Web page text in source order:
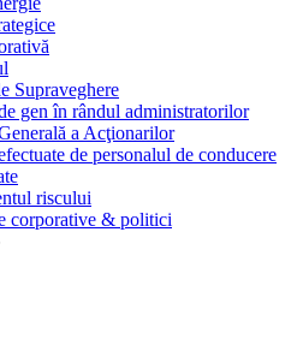
Supraveghere
gen în rândul administratorilor
a Acţionarilor
de personalul de conducere
riscului
corporative & politici